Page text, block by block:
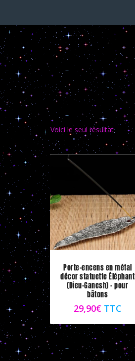
encens
Voici le seul résultat
Porte-encens en métal
décor statuette Éléphant
(Dieu-Ganesh) – pour
bâtons
29,90€ TTC